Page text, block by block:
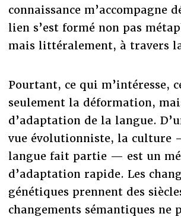
connaissance m’accompagne
lien s’est formé non pas
mais littéralement, à travers
Pourtant, ce qui m’intéresse,
seulement la déformation,
d’adaptation de la langue.
vue évolutionniste, la culture
langue fait partie — est un
d’adaptation rapide. Les
génétiques prennent des
changements sémantiques ne